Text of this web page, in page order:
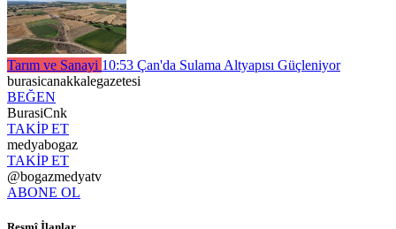
Tarım ve Sanayi 10:53 Çan'da Sulama Altyapısı Güçleniyor
burasicanakkalegazetesi
BEĞEN
BurasiCnk
TAKİP ET
medyabogaz
TAKİP ET
@bogazmedyatv
ABONE OL